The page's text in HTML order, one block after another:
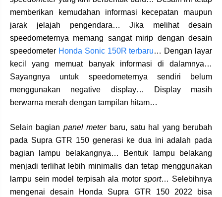
memberikan kemudahan informasi kecepatan maupun
jarak jelajah pengendara… Jika melihat desain
speedometernya memang sangat mirip dengan desain
speedometer Honda Sonic 150R terbaru… Dengan layar
kecil yang memuat banyak informasi di dalamnya…
Sayangnya untuk speedometernya sendiri belum
menggunakan negative display… Display masih
berwarna merah dengan tampilan hitam…
Selain bagian panel meterbaru, satu hal yang berubah
pada Supra GTR 150 generasi ke dua ini adalah pada
bagian lampu belakangnya… Bentuk lampu belakang
menjadi terlihat lebih minimalis dan tetap menggunakan
lampu sein model terpisah ala motorsport… Selebihnya
mengenai desain Honda Supra GTR 150 2022 bisa